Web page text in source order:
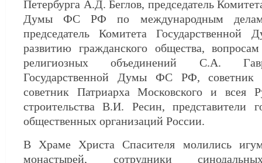
Петербурга А.Д. Беглов, председатель
Думы ФС РФ по международным
председатель Комитета
развитию гражданского общества,
религиозных объединений С.А.
Государственной Думы ФС РФ,
советник Патриарха Московского и всея
строительства В.И. Ресин, представители
общественных организаций России.
В Храме Христа Спасителя молились
монастырей, сотрудники